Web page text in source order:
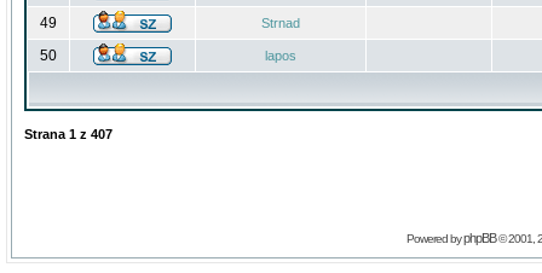
49 Strnad
50 lapos
Strana 1 z 407
Powered byphpBB© 2001,